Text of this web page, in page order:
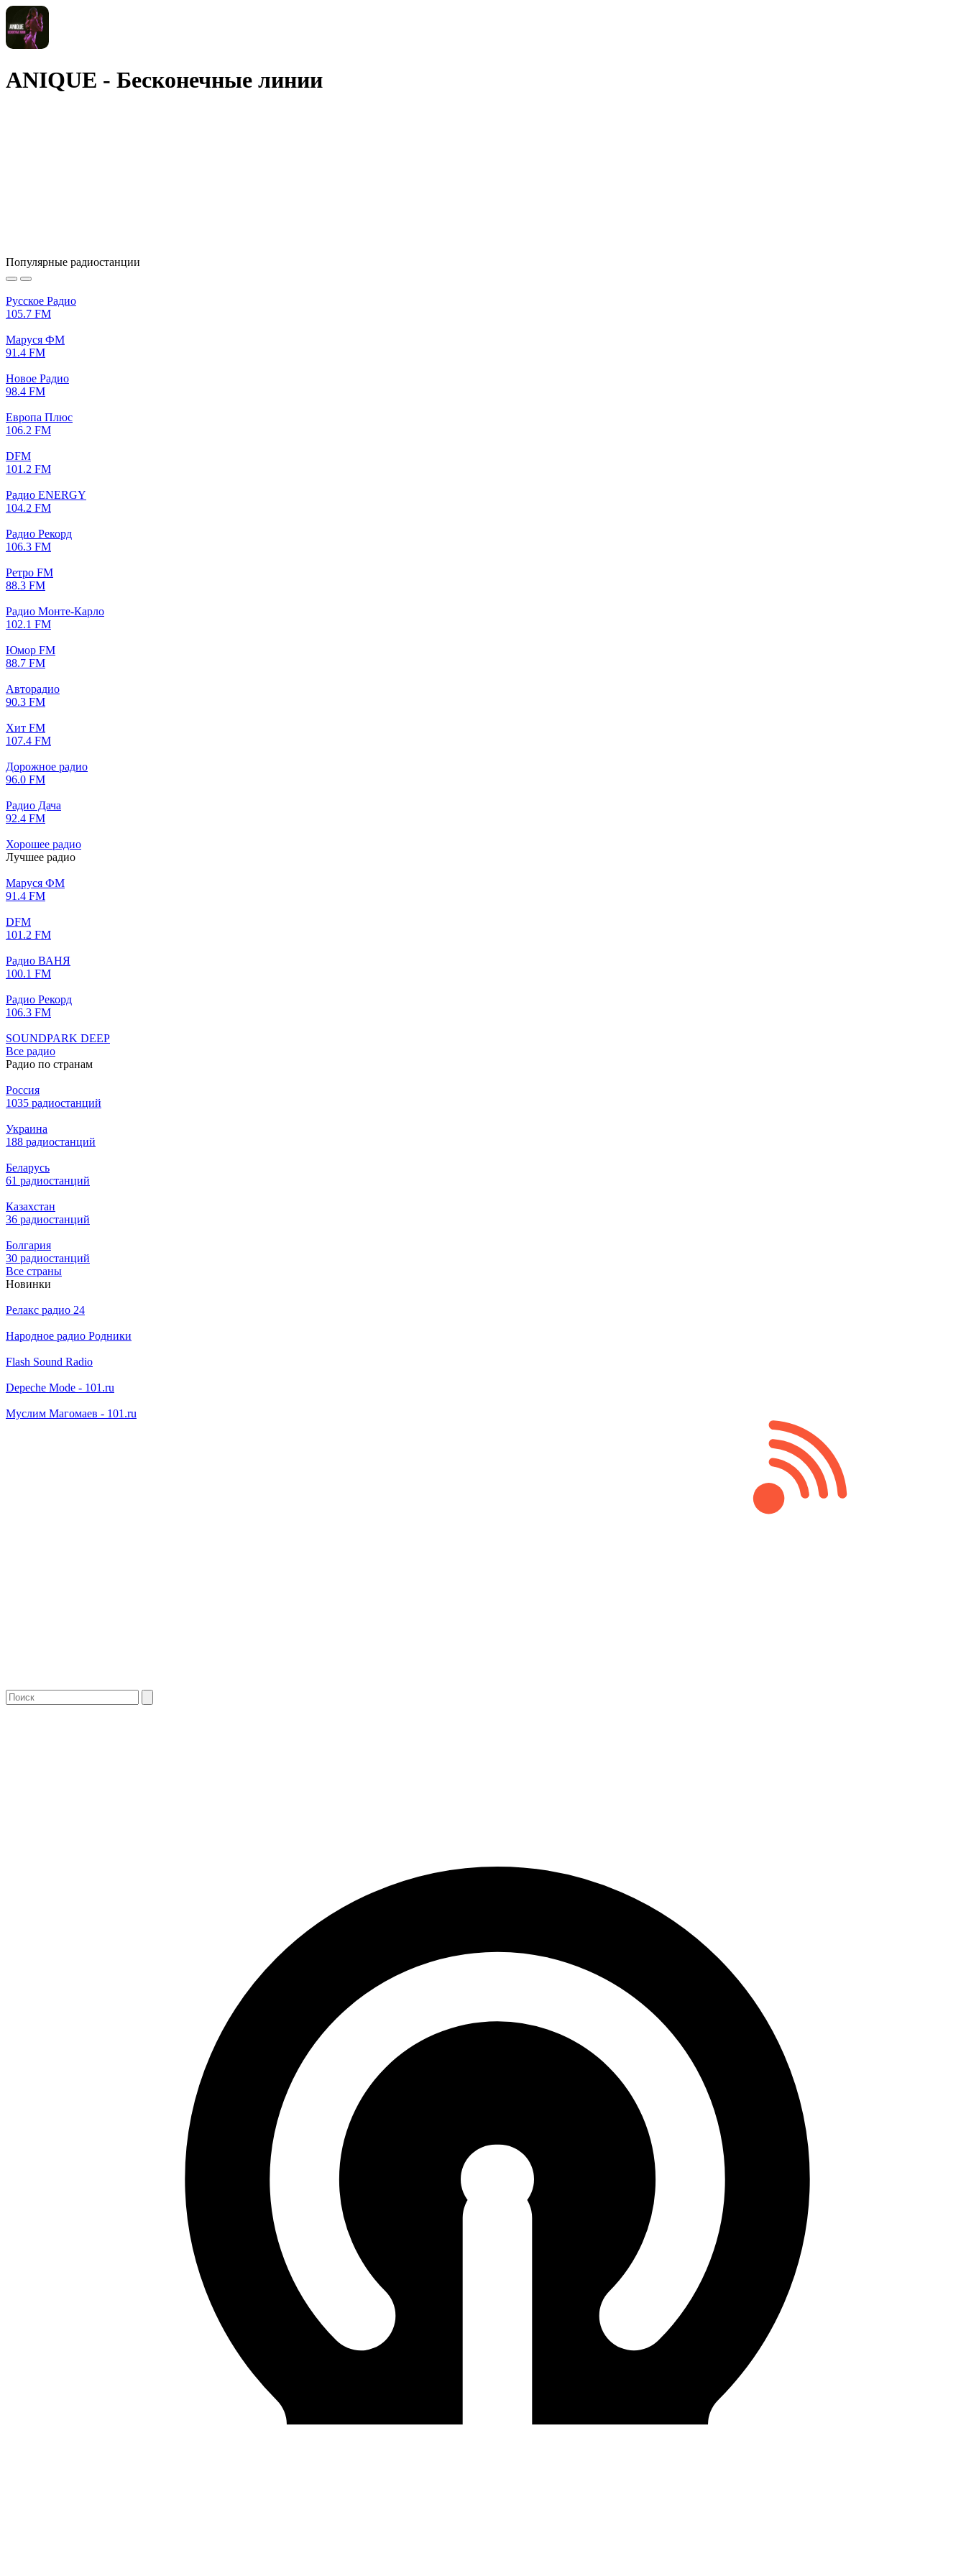
ANIQUE - Бесконечные линии
Популярные радиостанции
Русское Радио
105.7 FM
Маруся ФМ
91.4 FM
Новое Радио
98.4 FM
Европа Плюс
106.2 FM
DFM
101.2 FM
Радио ENERGY
104.2 FM
Радио Рекорд
106.3 FM
Ретро FM
88.3 FM
Радио Монте-Карло
102.1 FM
Юмор FM
88.7 FM
Авторадио
90.3 FM
Хит FM
107.4 FM
Дорожное радио
96.0 FM
Радио Дача
92.4 FM
Хорошее радио
Лучшее радио
Маруся ФМ
91.4 FM
DFM
101.2 FM
Радио ВАНЯ
100.1 FM
Радио Рекорд
106.3 FM
SOUNDPARK DEEP
Все радио
Радио по странам
Россия
1035 радиостанций
Украина
188 радиостанций
Беларусь
61 радиостанций
Казахстан
36 радиостанций
Болгария
30 радиостанций
Все страны
Новинки
Релакс радио 24
Народное радио Родники
Flash Sound Radio
Depeche Mode - 101.ru
Муслим Магомаев - 101.ru